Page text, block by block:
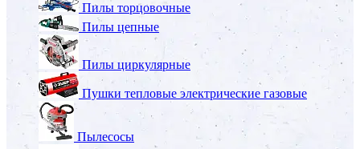
Пилы торцовочные
Пилы цепные
Пилы циркулярные
Пушки тепловые электрические газовые
Пылесосы